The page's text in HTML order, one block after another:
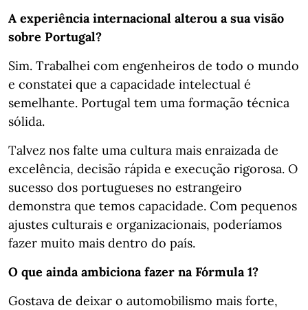
A experiência internacional alterou a sua visão
sobre Portugal?
Sim. Trabalhei com engenheiros de todo o mundo
e constatei que a capacidade intelectual é
semelhante. Portugal tem uma formação técnica
sólida.
Talvez nos falte uma cultura mais enraizada de
excelência, decisão rápida e execução rigorosa. O
sucesso dos portugueses no estrangeiro
demonstra que temos capacidade. Com pequenos
ajustes culturais e organizacionais, poderíamos
fazer muito mais dentro do país.
O que ainda ambiciona fazer na Fórmula 1?
Gostava de deixar o automobilismo mais forte,